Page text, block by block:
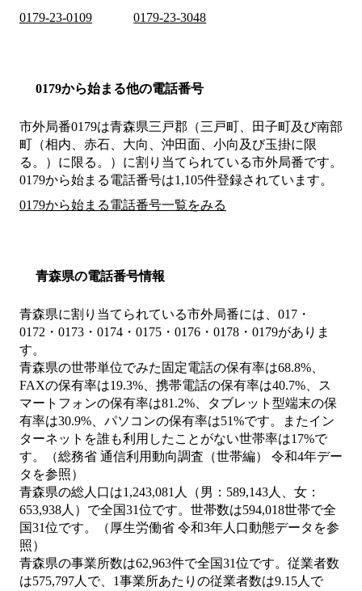
0179-23-0109
0179-23-3048
0179から始まる他の電話番号
市外局番0179は青森県三戸郡（三戸町、田子町及び南部
町（相内、赤石、大向、沖田面、小向及び玉掛に限
る。）に限る。） に割り当てられている市外局番です。
0179から始まる電話番号は1,105件登録されています。
0179から始まる電話番号一覧をみる
青森県の電話番号情報
青森県に割り当てられている市外局番には、017・
0172・0173・0174・0175・0176・0178・0179がありま
す。
青森県の世帯単位でみた固定電話の保有率は68.8%、
FAXの保有率は19.3%、携帯電話の保有率は40.7%、ス
マートフォンの保有率は81.2%、タブレット型端末の保
有率は30.9%、パソコンの保有率は51%です。またイン
ターネットを誰も利用したことがない世帯率は17%で
す。（総務省 通信利用動向調査（世帯編） 令和4年デー
タを参照）
青森県の総人口は1,243,081人（男：589,143人、女：
653,938人）で全国31位です。世帯数は594,018世帯で全
国31位です。（厚生労働省 令和3年人口動態データを参
照）
青森県の事業所数は62,963件で全国31位です。従業者数
は575,797人で、1事業所あたりの従業者数は9.15人で